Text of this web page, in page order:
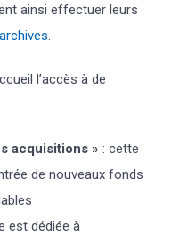
ainsi effectuer leurs
.
l’accès à de
acquisitions » : cette
de nouveaux fonds
est dédiée à